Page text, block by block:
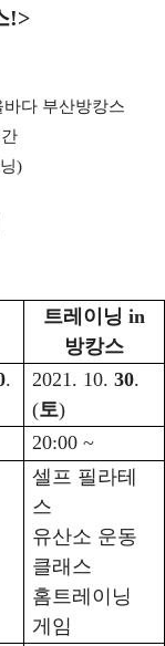
!>
바다 부산방캉스
)
트레이닝 in
방캉스
.
2021. 10. 30.
(토)
20:00 ~
셀프 필라테
스
유산소 운동
클래스
홈트레이닝
게임